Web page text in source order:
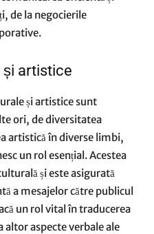
de la negocierile
și artistice
și artistice sunt
ori, de diversitatea
artistică în diverse limbi,
un rol esențial. Acestea
și este asigurată
a mesajelor către publicul
un rol vital în traducerea
aspecte verbale ale